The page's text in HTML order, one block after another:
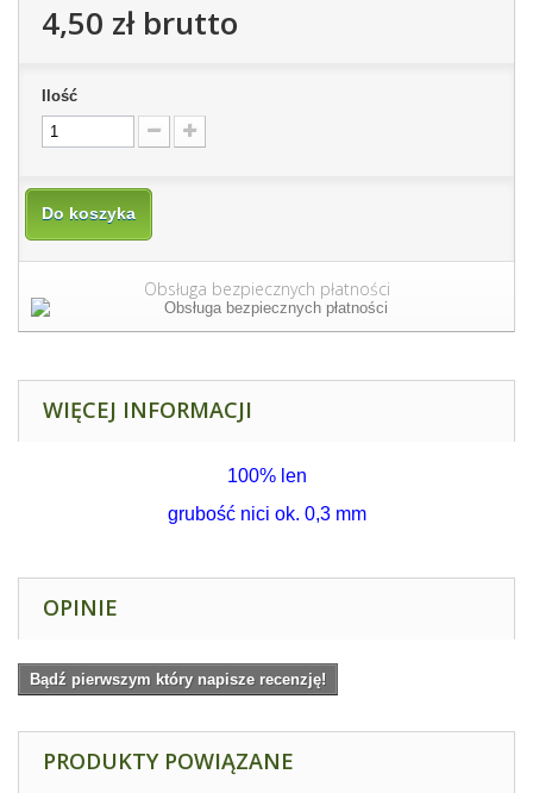
4,50 złbrutto
Ilość
Do koszyka
Obsługa bezpiecznych płatności
WIĘCEJ INFORMACJI
100% len
grubość nici ok. 0,3 mm
OPINIE
Bądź pierwszym który napisze recenzję!
PRODUKTY POWIĄZANE